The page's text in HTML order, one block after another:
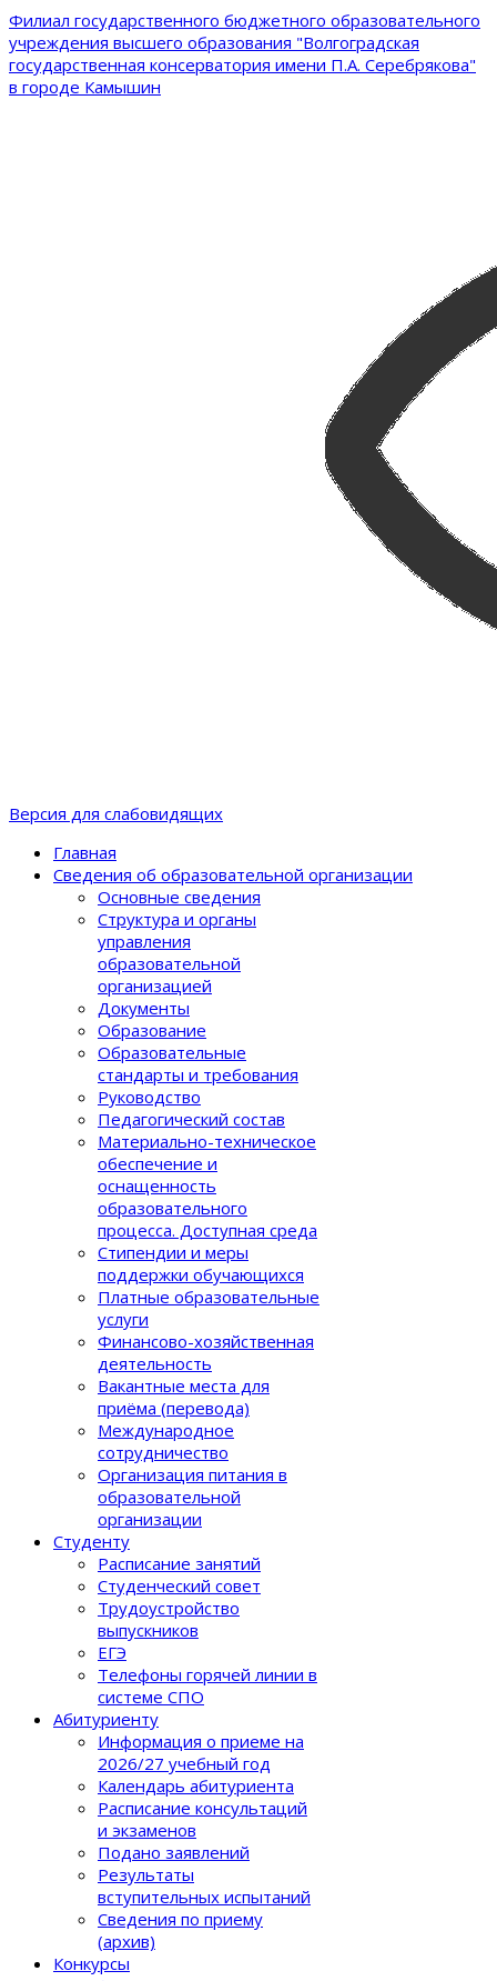
Филиал государственного бюджетного образовательного
учреждения высшего образования "Волгоградская
государственная консерватория имени П.А. Серебрякова"
в городе Камышин
Версия для слабовидящих
Главная
Сведения об образовательной организации
Основные сведения
Структура и органы
управления
образовательной
организацией
Документы
Образование
Образовательные
стандарты и требования
Руководство
Педагогический состав
Материально-техническое
обеспечение и
оснащенность
образовательного
процеcса. Доступная среда
Стипендии и меры
поддержки обучающихся
Платные образовательные
услуги
Финансово-хозяйственная
деятельность
Вакантные места для
приёма (перевода)
Международное
сотрудничество
Организация питания в
образовательной
организации
Студенту
Расписание занятий
Студенческий совет
Трудоустройство
выпускников
ЕГЭ
Телефоны горячей линии в
системе СПО
Абитуриенту
Информация о приеме на
2026/27 учебный год
Календарь абитуриента
Расписание консультаций
и экзаменов
Подано заявлений
Результаты
вступительных испытаний
Сведения по приему
(архив)
Конкурсы